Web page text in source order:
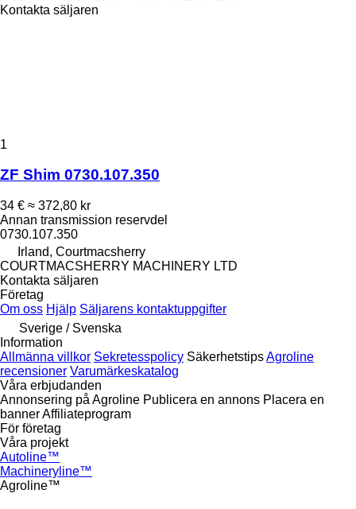
Kontakta säljaren
1
ZF Shim 0730.107.350
34 € ≈ 372,80 kr
Annan transmission reservdel
0730.107.350
Irland, Courtmacsherry
COURTMACSHERRY MACHINERY LTD
Kontakta säljaren
Företag
Om oss Hjälp Säljarens kontaktuppgifter
Sverige / Svenska
Information
Allmänna villkor Sekretesspolicy SäkerhetstipsAgroline
recensioner Varumärkeskatalog
Våra erbjudanden
Annonsering på Agroline Publicera en annons Placera en
bannerAffiliateprogram
För företag
Våra projekt
Autoline™
Machineryline™
Agroline™